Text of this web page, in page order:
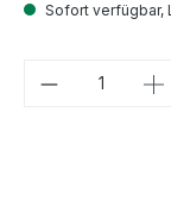
Sofort verfügbar,
Produkt